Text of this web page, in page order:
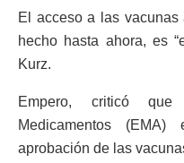
El acceso a las
hecho hasta ahora, es
Kurz.
Empero, criticó
Medicamentos
aprobación de las